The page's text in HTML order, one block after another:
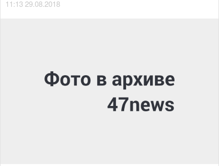
11:13 29.08.2018